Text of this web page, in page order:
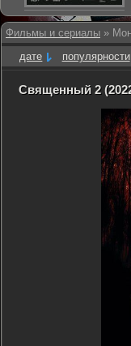
Фильмы и сериалы »
дате
популярности
Священный 2